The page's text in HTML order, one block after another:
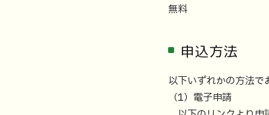
無料
申込方法
以下いずれかの方法
（1）電子申請